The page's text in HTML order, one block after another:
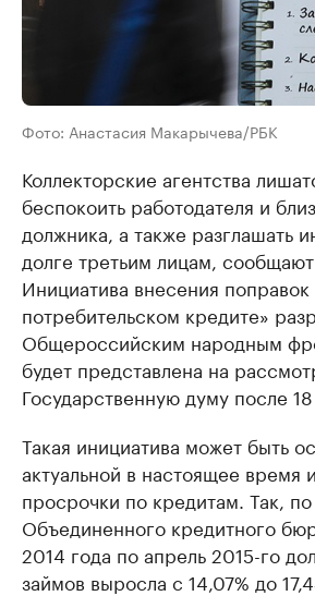
Фото: Анастасия Макарычева/РБК
Коллекторские агентства
беспокоить работодателя и
должника, а также разглашать
долге третьим лицам,
Инициатива внесения
потребительском кредите»
Общероссийским народным
будет представлена на
Государственную думу после 18
Такая инициатива может быть
актуальной в настоящее время
просрочки по кредитам. Так,
Объединенного кредитного
2014 года по апрель 2015-го
займов выросла с 14,07% до